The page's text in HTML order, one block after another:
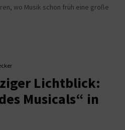
wo Musik schon früh eine große
Lichtblick:
Musicals“ in